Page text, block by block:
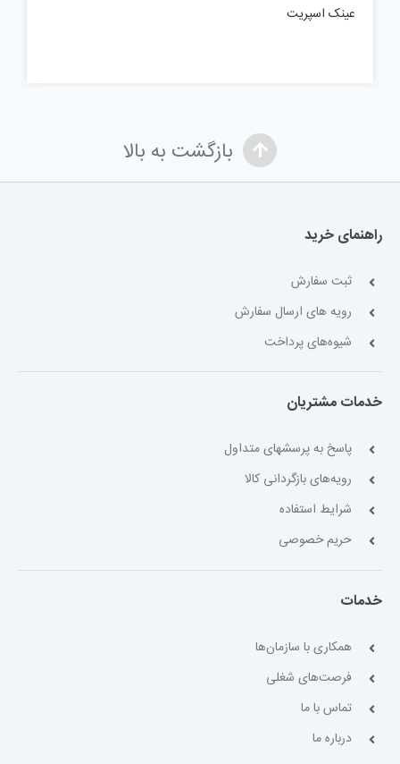
عینک اسپریت
بازگشت به بالا
راهنمای خرید
ثبت سفارش
رویه های ارسال سفارش
شیوه‌های پرداخت
خدمات مشتریان
پاسخ به پرسشهای متداول
رویه‌های بازگردانی کالا
شرایط استفاده
حریم خصوصی
خدمات
همکاری با سازمان‌ها
فرصت‌های شغلی
تماس با ما
درباره ما